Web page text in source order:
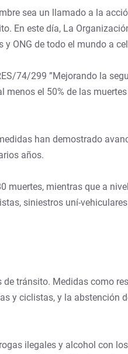
sea un llamado a la
En este día, La
ONG de todo el mundo a
74/299 ”Mejorando la
el 50% de las
han demostrado
años.
mientras que a
siniestros uní-
tránsito. Medidas como
y ciclistas, y la abstención
ilegales y alcohol con